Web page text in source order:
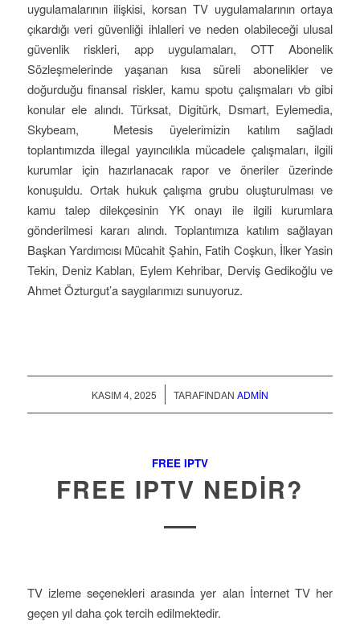
uygulamalarının ilişkisi, korsan TV uygulamalarının ortaya
çıkardığı veri güvenliği ihlalleri ve neden olabileceği ulusal
güvenlik riskleri, app uygulamaları, OTT Abonelik
Sözleşmelerinde yaşanan kısa süreli abonelikler ve
doğurduğu finansal riskler, kamu spotu çalışmaları vb gibi
konular ele alındı. Türksat, Digitürk, Dsmart, Eylemedia,
Skybeam, Metesis üyelerimizin katılım sağladı
toplantımızda illegal yayıncılıkla mücadele çalışmaları, ilgili
kurumlar için hazırlanacak rapor ve öneriler üzerinde
konuşuldu. Ortak hukuk çalışma grubu oluşturulması ve
kamu talep dilekçesinin YK onayı ile ilgili kurumlara
gönderilmesi kararı alındı. Toplantımıza katılım sağlayan
Başkan Yardımcısı Mücahit Şahin, Fatih Coşkun, İlker Yasin
Tekin, Deniz Kablan, Eylem Kehribar, Derviş Gedikoğlu ve
Ahmet Özturgut’a saygılarımızı sunuyoruz.
KASIM 4, 2025
/ TARAFINDAN ADMIN
FREE IPTV
FREE IPTV NEDIR?
TV izleme seçenekleri arasında yer alan İnternet TV her
geçen yıl daha çok tercih edilmektedir.